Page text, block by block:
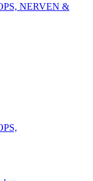
NERVEN &